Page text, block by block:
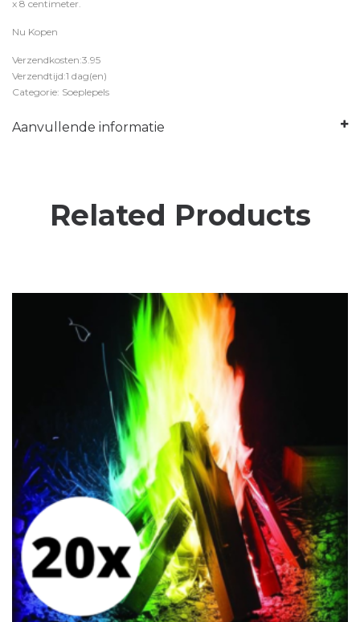
x 8 centimeter.
Nu Kopen
Verzendkosten:3.95
Verzendtijd:1 dag(en)
Categorie: Soeplepels
Aanvullende informatie
Related Products